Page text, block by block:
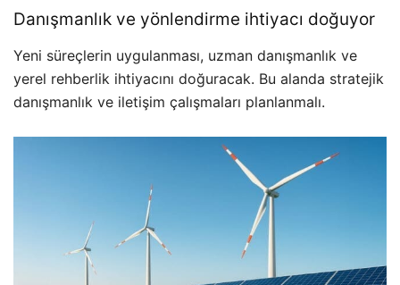
Danışmanlık ve yönlendirme ihtiyacı doğuyor
Yeni süreçlerin uygulanması, uzman danışmanlık ve
yerel rehberlik ihtiyacını doğuracak. Bu alanda stratejik
danışmanlık ve iletişim çalışmaları planlanmalı.